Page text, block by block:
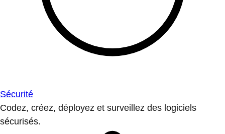
Sécurité
Codez, créez, déployez et surveillez des logiciels
sécurisés.